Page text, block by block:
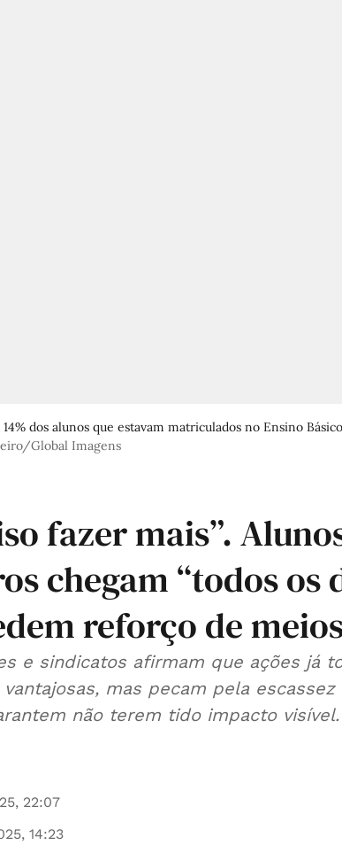
dos alunos que estavam matriculados no Ensino
Global Imagens
fazer mais”.
chegam “todos os
reforço de
e sindicatos afirmam que ações já
mas pecam pela
não terem tido impacto visível.
22:07
14:23